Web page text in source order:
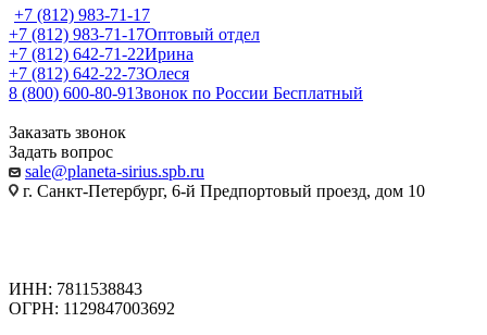
+7 (812) 983-71-17
+7 (812) 983-71-17Оптовый отдел
+7 (812) 642-71-22Ирина
+7 (812) 642-22-73Олеся
8 (800) 600-80-91Звонок по России Бесплатный
Заказать звонок
Задать вопрос
sale@planeta-sirius.spb.ru
г. Санкт-Петербург, 6-й Предпортовый проезд, дом 10
ИНН: 7811538843
ОГРН: 1129847003692